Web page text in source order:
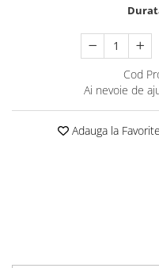
Cod
Ai nevoie de
Adauga la Favorite